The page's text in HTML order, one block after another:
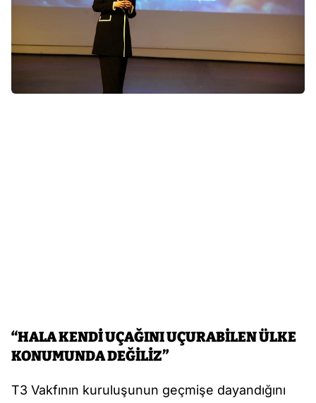
“HALA KENDİ UÇAĞINI UÇURABİLEN ÜLKE
KONUMUNDA DEĞİLİZ”
T3 Vakfının kuruluşunun geçmişe dayandığını